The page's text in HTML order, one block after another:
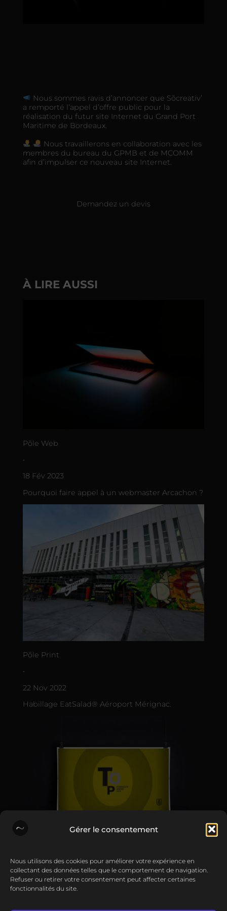
Gérer le consentement
Nous utilisons des cookies pour améliorer votre expérience en
collectant des données telles que le comportement de navigation.
Refuser ou retirer votre consentement peut affecter certaines
fonctionnalités du site.
Nous sommes ravis d’annoncer que Sõcreativ’
a remporté l’appel d’offre public pour la
réalisation du futur site Internet du Grand Port
Maritime de Bordeaux.
Nous travaillerons en collaboration avec les
membres du bureau du GPMB et de MCOMM
afin d’impulser ce nouveau site Internet.
Demandez un devis
À LIRE AUSSI
Põle Web
•
18 Fév 2023
Pourquoi faire appel à un webmaster Arcachon ?
Põle Print
•
22 Nov 2022
Habillage EatSalad® Aéroport Mérignac.
06 Jan 2016
Sõcreativ sélectionné au Fedrigoni Top Awards.